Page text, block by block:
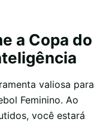
a Copa do
valiosa para
Feminino. Ao
você estará